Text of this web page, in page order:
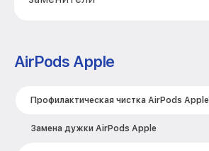
AirPods Apple
Профилактическая чистка AirPods Apple
Замена дужки AirPods Apple